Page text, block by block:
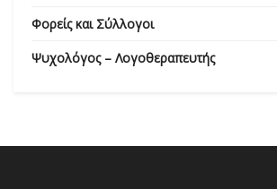
Φορείς και Σύλλογοι
Ψυχολόγος – Λογοθεραπευτής